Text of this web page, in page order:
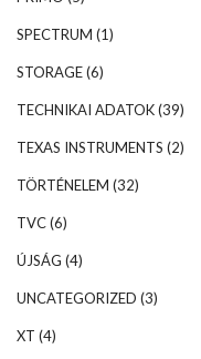
SPECTRUM (1)
STORAGE(6)
TECHNIKAI ADATOK(39)
TEXAS INSTRUMENTS (2)
TÖRTÉNELEM (32)
TVC(6)
ÚJSÁG (4)
UNCATEGORIZED (3)
XT (4)